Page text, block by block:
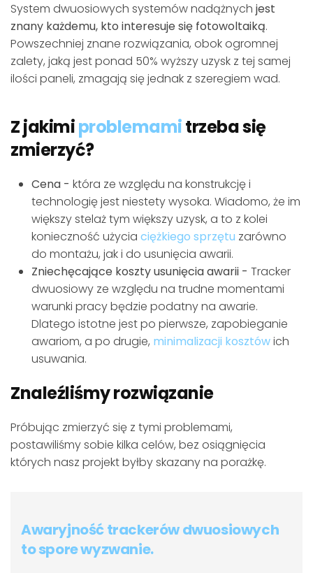
System dwuosiowych systemów nadążnych jest
znany każdemu, kto interesuje się fotowoltaiką.
Powszechniej znane rozwiązania, obok ogromnej
zalety, jaką jest ponad 50% wyższy uzysk z tej samej
ilości paneli, zmagają się jednak z szeregiem wad.
Z jakimiproblemamitrzeba się
zmierzyć?
Cena - która ze względu na konstrukcję i
technologię jest niestety wysoka. Wiadomo, że im
większy stelaż tym większy uzysk, a to z kolei
konieczność użycia ciężkiego sprzętu zarówno
do montażu, jak i do usunięcia awarii.
Zniechęcające koszty usunięcia awarii - Tracker
dwuosiowy ze względu na trudne momentami
warunki pracy będzie podatny na awarie.
Dlatego istotne jest po pierwsze, zapobieganie
awariom, a po drugie, minimalizacji kosztówich
usuwania.
Znaleźliśmy rozwiązanie
Próbując zmierzyć się z tymi problemami,
postawiliśmy sobie kilka celów, bez osiągnięcia
których nasz projekt byłby skazany na porażkę.
Awaryjność trackerów dwuosiowych
to spore wyzwanie.